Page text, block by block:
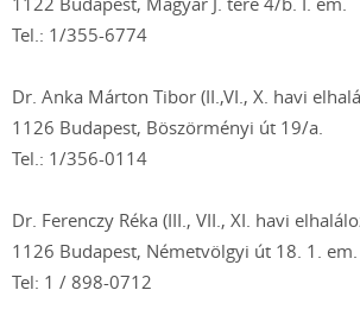
Tel.: 1/355-6774
Dr. Anka Márton Tibor (II.,VI., X. havi
1126 Budapest, Böszörményi út 19/a.
Tel.: 1/356-0114
Dr. Ferenczy Réka (III., VII., XI. havi
1126 Budapest, Németvölgyi út 18. 1.
Tel: 1 / 898-0712